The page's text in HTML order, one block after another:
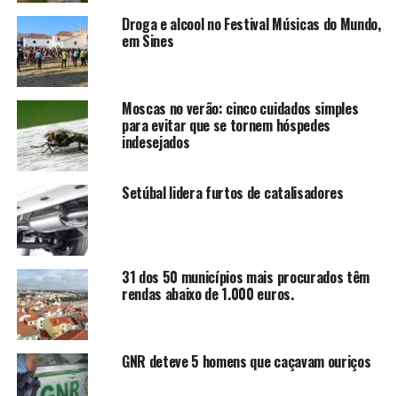
Droga e alcool no Festival Músicas do Mundo,
em Sines
Moscas no verão: cinco cuidados simples
para evitar que se tornem hóspedes
indesejados
Setúbal lidera furtos de catalisadores
31 dos 50 municípios mais procurados têm
rendas abaixo de 1.000 euros.
GNR deteve 5 homens que caçavam ouriços